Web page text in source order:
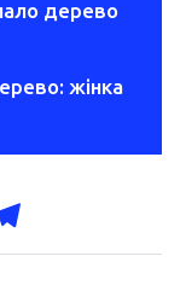
дерево
жінка